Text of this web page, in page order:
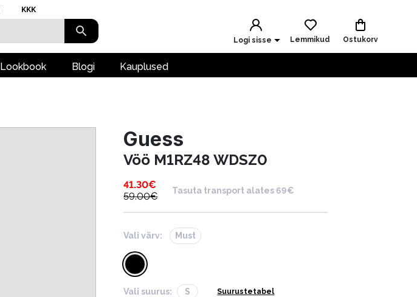
KKK
Logi sisse Lemmikud Ostukorv
Lookbook Blogi Kauplused
Guess
Vöö M1RZ48 WDSZ0
41.30€
59.00€
Tasuta transport alates 69€
Vali värv: Must
Vali suurus: S Suurustetabel